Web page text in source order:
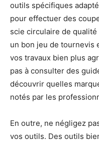
outils spécifiques
pour effectuer des
scie circulaire de
un bon jeu de tournevis
vos travaux bien plus
pas à consulter des
découvrir quelles
notés par les
En outre, ne négligez
vos outils. Des outils